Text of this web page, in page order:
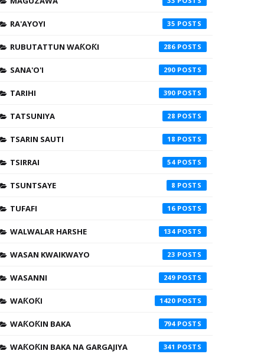
RA'AYOYI 35
RUBUTATTUN WAƘOƘI 286
SANA'O'I 290
TARIHI 390
TATSUNIYA 28
TSARIN SAUTI 18
TSIRRAI 54
TSUNTSAYE 8
TUFAFI 16
WALWALAR HARSHE 134
WASAN KWAIKWAYO 23
WASANNI 249
WAƘOƘI 1420
WAƘOƘIN BAKA 794
WAƘOƘIN BAKA NA GARGAJIYA 341